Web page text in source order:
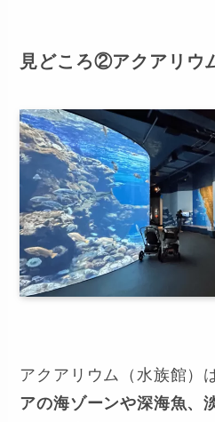
見どころ②アクアリウ
アクアリウム（水族館）
アの海ゾーンや深海魚、